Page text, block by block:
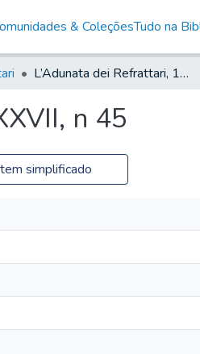
& ColeçõesTudo na
L’Adunata dei Refrattari, 1958, v XXXVII, n 45
n 45
simplificado